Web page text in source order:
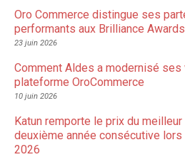
Oro Commerce distingue ses
performants aux Brilliance
23 juin 2026
Comment Aldes a modernisé ses
plateforme OroCommerce
10 juin 2026
Katun remporte le prix du
deuxième année consécutive
2026